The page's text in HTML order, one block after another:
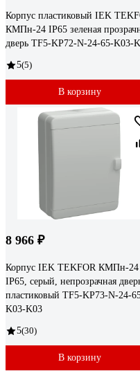
Корпус пластиковый IEK
КМПн-24 IP65 зеленая
дверь TF5-KP72-N-24-65-K03-
5(5)
В корзину
8 966 ₽
Корпус IEK TEKFOR КМПн-24
IP65, серый, непрозрачная
пластиковый TF5-KP73-N-24-
K03-K03
5(30)
В корзину